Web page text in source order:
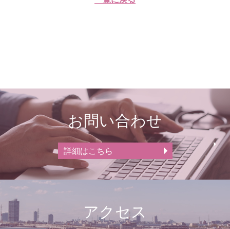
お問い合わせ
詳細はこちら
アクセス